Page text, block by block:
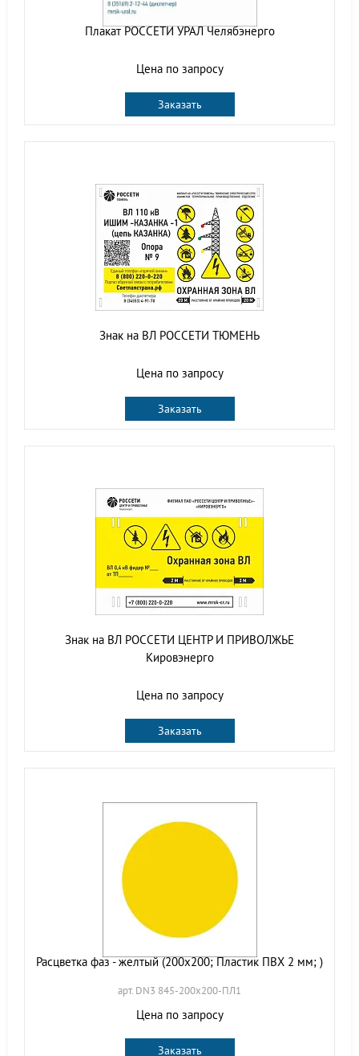
Плакат РОССЕТИ УРАЛ Челябэнерго
Цена по запросу
Заказать
Знак на ВЛ РОССЕТИ ТЮМЕНЬ
Цена по запросу
Заказать
Знак на ВЛ РОССЕТИ ЦЕНТР И ПРИВОЛЖЬЕ
Кировэнерго
Цена по запросу
Заказать
Расцветка фаз - желтый (200х200; Пластик ПВХ 2 мм; )
арт. DN3 845-200х200-ПЛ1
Цена по запросу
Заказать